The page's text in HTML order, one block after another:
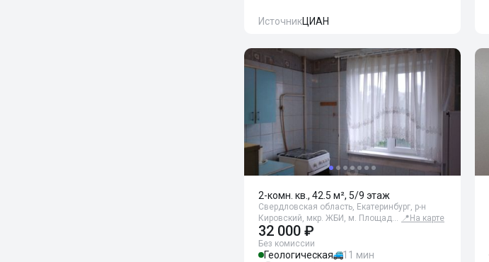
ИсточникЦИАН
2-комн. кв., 42.5 м², 5/9 этаж
Свердловская область, Екатеринбург, р-н
Кировский, мкр. ЖБИ, м. Площад… 📍 На карте
32 000 ₽
Без комиссии
Геологическая
11 мин